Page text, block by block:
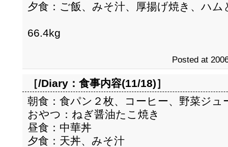
夕食：ご飯、みそ汁、厚揚げ焼き、ハム
66.4kg
Posted at
［/Diary： 食事内容(11/18)］
朝食：食パン２枚、コーヒー、野菜ジュ
おやつ：ねぎ醤油たこ焼き
昼食：中華丼
夕食：天丼、みそ汁